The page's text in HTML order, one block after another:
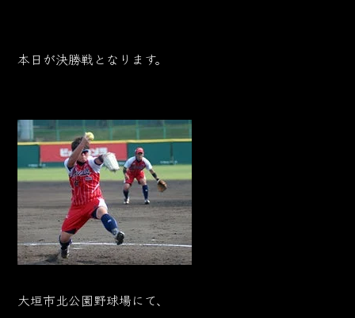
本日が決勝戦となります。
大垣市北公園野球場にて、